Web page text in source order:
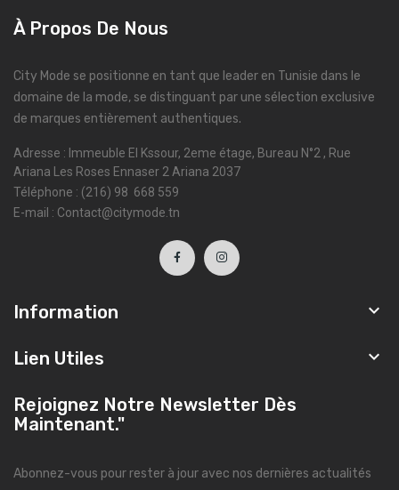
À Propos De Nous
City Mode se positionne en tant que leader en Tunisie dans le
domaine de la mode, se distinguant par une sélection exclusive
de marques entièrement authentiques.
Adresse : Immeuble El Kssour, 2eme étage, Bureau N°2 , Rue
Ariana Les Roses Ennaser 2 Ariana 2037
Téléphone : (216) 98 668 559
E-mail : Contact@citymode.tn
Information 
Lien Utiles 
Rejoignez Notre Newsletter Dès
Maintenant."
Abonnez-vous pour rester à jour avec nos dernières actualités